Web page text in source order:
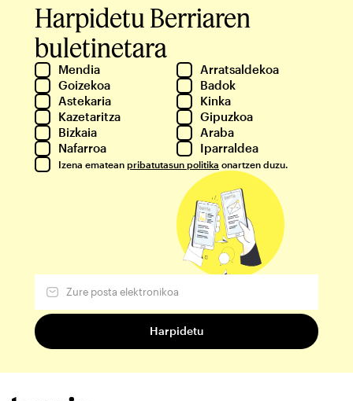
Harpidetu Berriaren
buletinetara
Mendia
Arratsaldekoa
Goizekoa
Badok
Astekaria
Kinka
Kazetaritza
Gipuzkoa
Bizkaia
Araba
Nafarroa
Iparraldea
Izena ematean pribatutasun politika onartzen duzu.